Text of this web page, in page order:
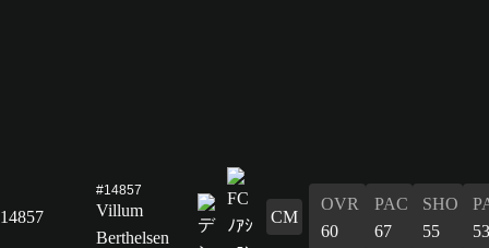
14857
#14857
Villum
Berthelsen
CM
OVR
60
PAC
67
SHO
55
53